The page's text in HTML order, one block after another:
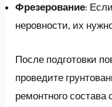
Фрезерование:
неровности, их
После подготовки
проведите
ремонтного состава